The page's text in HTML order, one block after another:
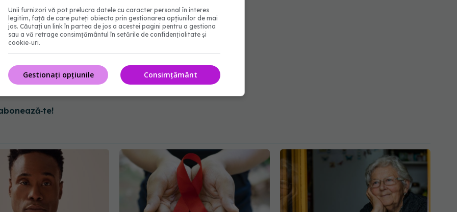
el pe Facebook.
Unii furnizori vă pot prelucra datele cu caracter personal în interes
legitim, față de care puteți obiecta prin gestionarea opțiunilor de mai
jos. Căutați un link în partea de jos a acestei pagini pentru a gestiona
sau a vă retrage consimțământul în setările de confidențialitate și
cookie-uri.
Consimțământ
Gestionați opțiunile